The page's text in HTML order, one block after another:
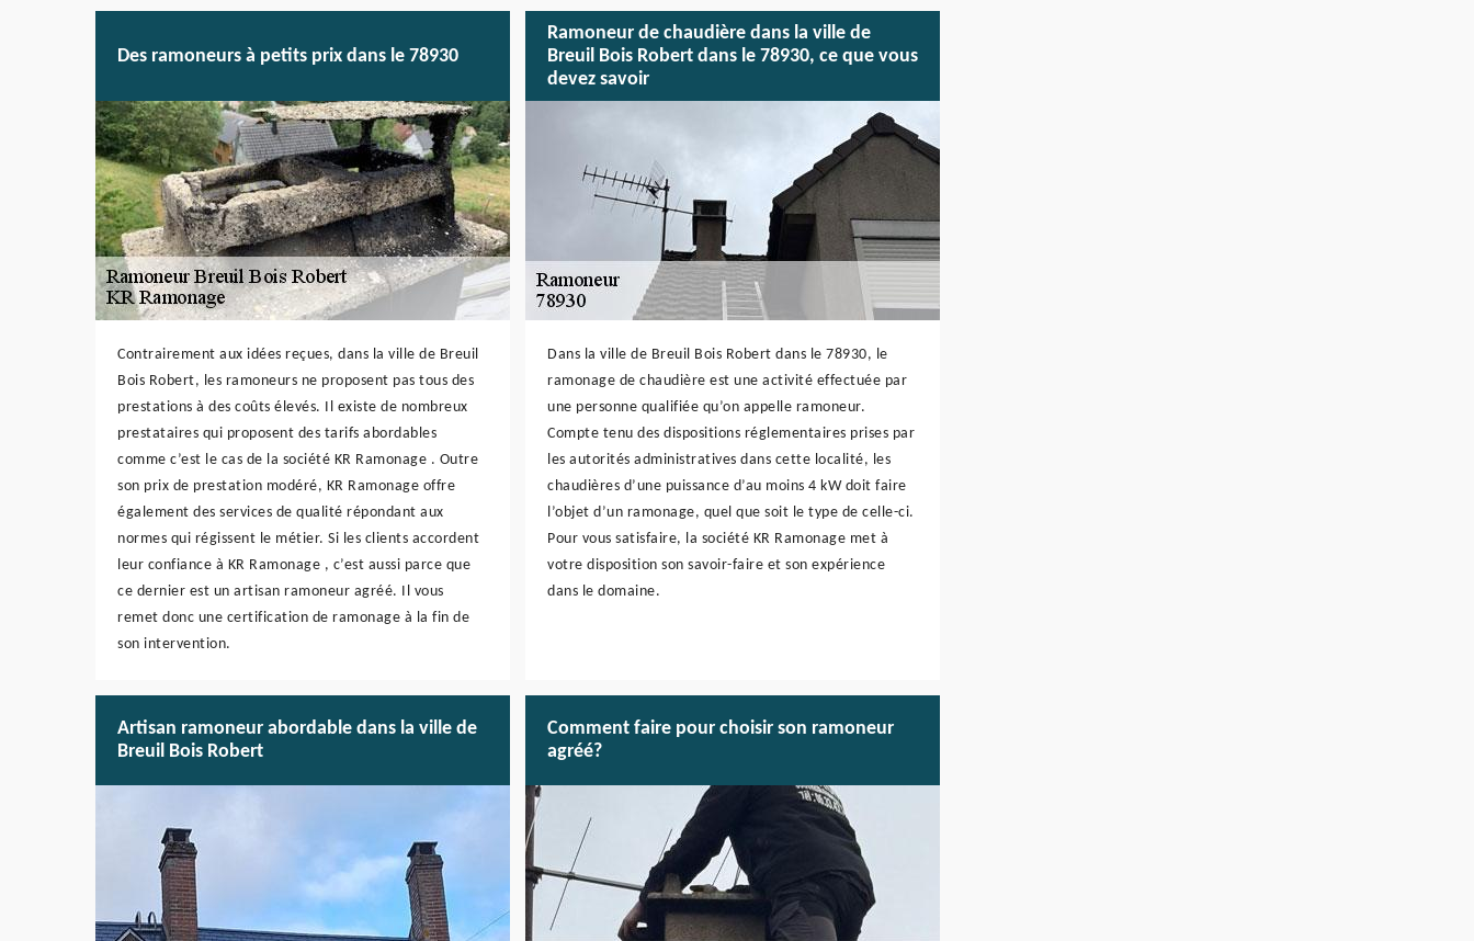
Des ramoneurs à petits prix dans le 78930
Contrairement aux idées reçues, dans la ville de Breuil
Bois Robert, les ramoneurs ne proposent pas tous des
prestations à des coûts élevés. Il existe de nombreux
prestataires qui proposent des tarifs abordables
comme c’est le cas de la société KR Ramonage . Outre
son prix de prestation modéré, KR Ramonage offre
également des services de qualité répondant aux
normes qui régissent le métier. Si les clients accordent
leur confiance à KR Ramonage , c’est aussi parce que
ce dernier est un artisan ramoneur agréé. Il vous
remet donc une certification de ramonage à la fin de
son intervention.
Ramoneur de chaudière dans la ville de
Breuil Bois Robert dans le 78930, ce que vous
devez savoir
Dans la ville de Breuil Bois Robert dans le 78930, le
ramonage de chaudière est une activité effectuée par
une personne qualifiée qu’on appelle ramoneur.
Compte tenu des dispositions réglementaires prises par
les autorités administratives dans cette localité, les
chaudières d’une puissance d’au moins 4 kW doit faire
l’objet d’un ramonage, quel que soit le type de celle-ci.
Pour vous satisfaire, la société KR Ramonage met à
votre disposition son savoir-faire et son expérience
dans le domaine.
Artisan ramoneur abordable dans la ville de
Breuil Bois Robert
Comment faire pour choisir son ramoneur
agréé?